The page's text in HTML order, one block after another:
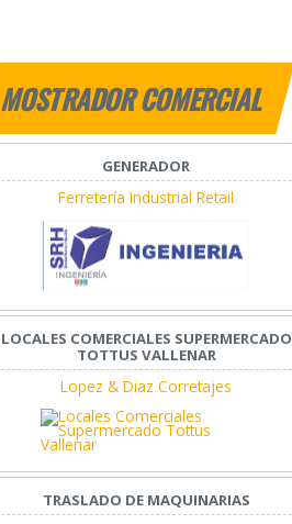
MOSTRADOR COMERCIAL
GENERADOR
Ferretería Industrial Retail
LOCALES COMERCIALES SUPERMERCADO
TOTTUS VALLENAR
Lopez & Diaz Corretajes
TRASLADO DE MAQUINARIAS